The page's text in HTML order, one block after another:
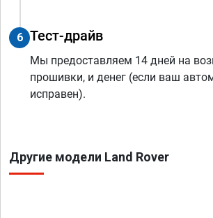
6 Тест-драйв
Мы предоставляем 14 дней на
прошивки, и денег (если ваш
исправен).
Другие модели Land Rover